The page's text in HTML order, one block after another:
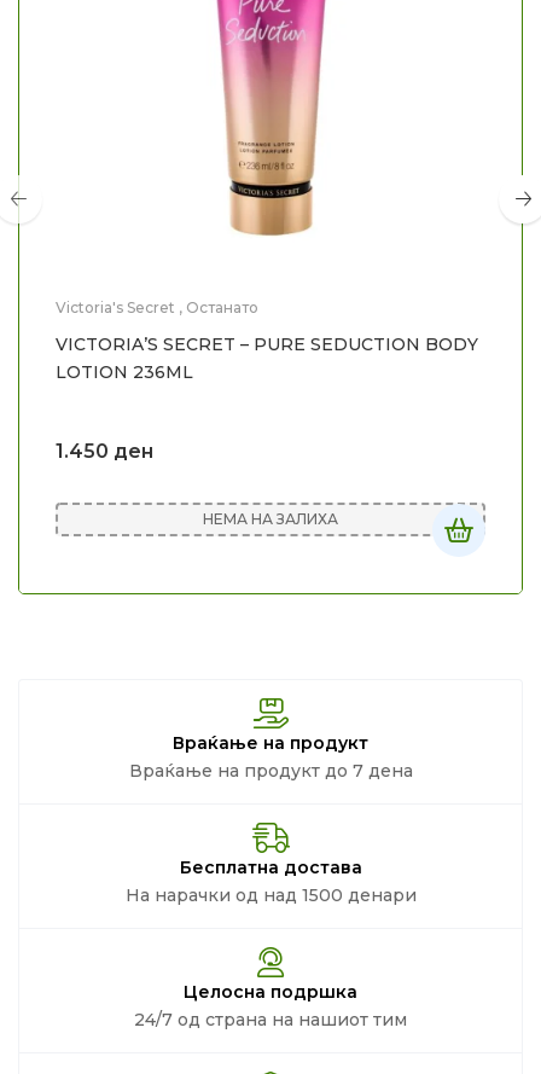
Victoria's Secret , Останато
VICTORIA’S SECRET – PURE SEDUCTION BODY
LOTION 236ML
1.450 ден
НЕМА НА ЗАЛИХА
Враќање на продукт
Враќање на продукт до 7 дена
Бесплатна достава
На нарачки од над 1500 денари
Целосна подршка
24/7 од страна на нашиот тим